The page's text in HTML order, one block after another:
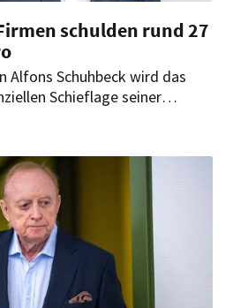
schulden rund 27
Alfons Schuhbeck wird das
Schieflage seiner